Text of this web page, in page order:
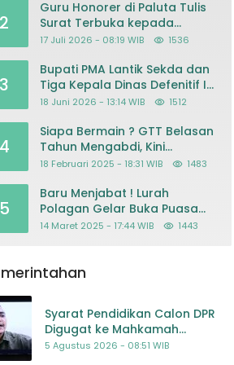
2
Guru Honorer di Paluta Tulis
Surat Terbuka kepada
Presiden Prabowo, Mohon
Kriminalisasi
17 Juli 2026 - 08:19 WIB 1536
3
Bupati PMA Lantik Sekda dan
Tiga Kepala Dinas Defenitif Ini
orangnya
18 Juni 2026 - 13:14 WIB 1512
Siapa Bermain ? GTT Belasan
Tahun Mengabdi, Kini
Dikeluarkan Sepihak Dari
18 Februari 2025 - 18:31 WIB 1483
Baru Menjabat ! Lurah
Polagan Gelar Buka Puasa
Bersama
14 Maret 2025 - 17:44 WIB 1443
Syarat Pendidikan Calon DPR
Digugat ke Mahkamah
Konstitusi
5 Agustus 2026 - 08:51 WIB